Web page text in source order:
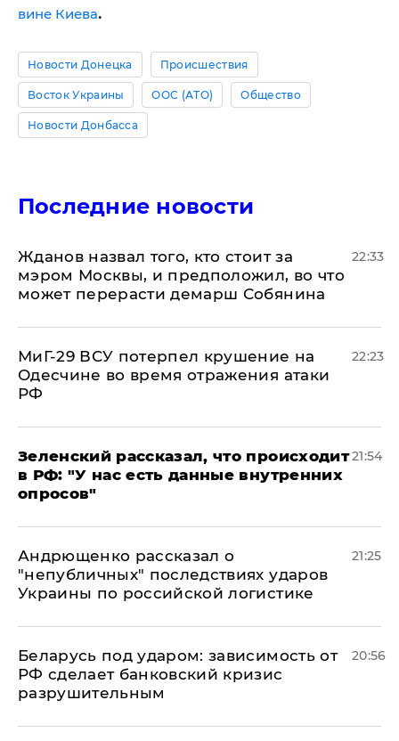
вине Киева.
Новости Донецка Происшествия
Восток Украины ООС (АТО) Общество
Новости Донбасса
Последние новости
Жданов назвал того, кто стоит за
мэром Москвы, и предположил, во что
может перерасти демарш Собянина
22:33
МиГ-29 ВСУ потерпел крушение на
Одесчине во время отражения атаки
РФ
22:23
​Зеленский рассказал, что происходит
в РФ: "У нас есть данные внутренних
опросов"
21:54
Андрющенко рассказал о
"непубличных" последствиях ударов
Украины по российской логистике
21:25
Беларусь под ударом: зависимость от
РФ сделает банковский кризис
разрушительным
20:56